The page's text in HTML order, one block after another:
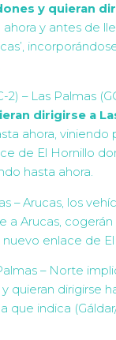
y quieran
y antes de
– Las Palmas
dirigirse a
ahora,
de El Hornillo
hasta ahora.
– Arucas, los
a Arucas,
enlace de El
– Norte
quieran dirigirse
que indica